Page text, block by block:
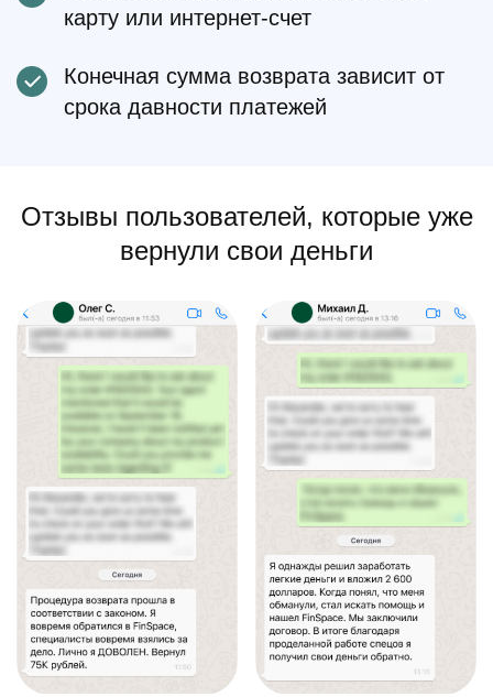
карту или интернет-счет
Конечная сумма возврата зависит от
срока давности платежей
Отзывы пользователей, которые уже
вернули свои деньги